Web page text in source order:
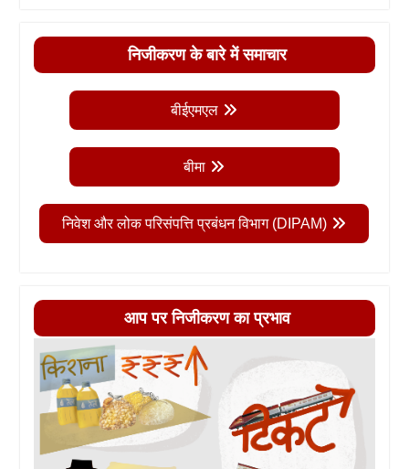
निजीकरण के बारे में समाचार
बीईएमएल
बीमा
निवेश और लोक परिसंपत्ति प्रबंधन विभाग (DIPAM)
आप पर निजीकरण का प्रभाव